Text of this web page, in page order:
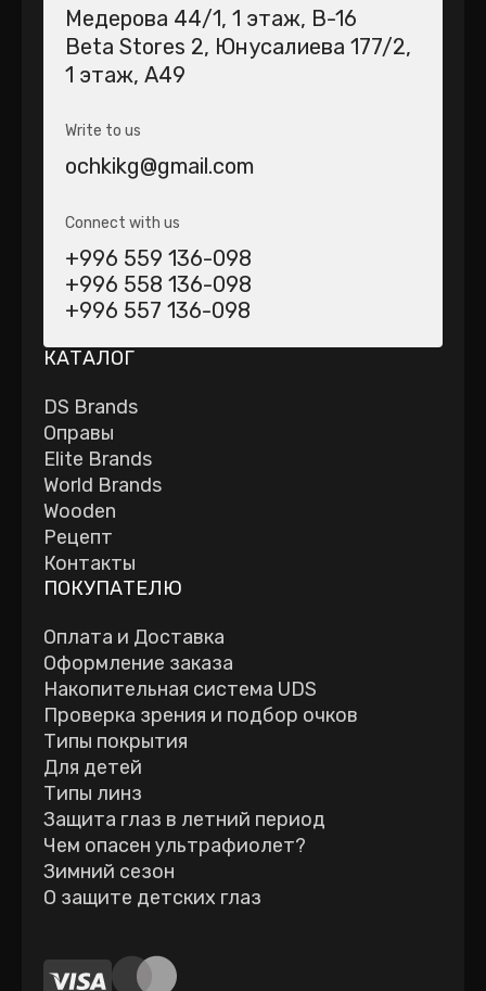
Медерова 44/1​, 1 этаж, В-16
Beta Stores 2​, Юнусалиева 177/2,
1 этаж, А49
Write to us
ochkikg@gmail.com
Connect with us
+996 559 136-098
+996 558 136-098
+996 557 136-098
КАТАЛОГ
DS Brands
Оправы
Elite Brands
World Brands
Wooden
Рецепт
Контакты
ПОКУПАТЕЛЮ
Оплата и Доставка
Оформление заказа
Накопительная система UDS
Проверка зрения и подбор очков
Типы покрытия
Для детей
Типы линз
Защита глаз в летний период
Чем опасен ультрафиолет?
Зимний сезон
О защите детских глаз